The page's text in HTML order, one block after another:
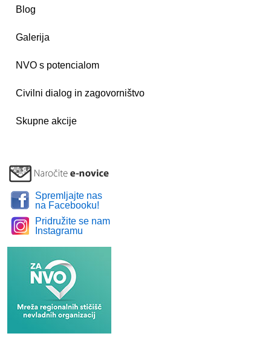
Blog
Galerija
NVO s potencialom
Civilni dialog in zagovorništvo
Skupne akcije
Spremljajte nas
na Facebooku!
Pridružite se nam
Instagramu